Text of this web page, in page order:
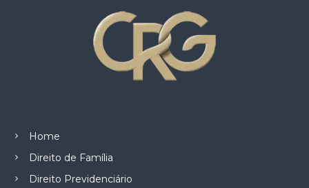
Home
Direito de Família
Direito Previdenciário